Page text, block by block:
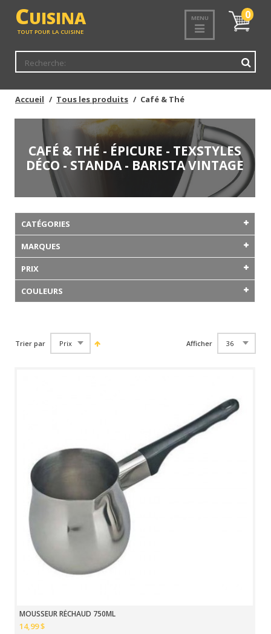
CUISINA
TOUT POUR LA CUISINE
MENU
Mon
panier
0
Accueil Tous les produits Café & Thé
CAFÉ & THÉ - ÉPICURE - TEXSTYLES
DÉCO - STANDA - BARISTA VINTAGE
CATÉGORIES
MARQUES
PRIX
COULEURS
Trier par Afficher
MOUSSEUR RÉCHAUD 750ML
14,99 $